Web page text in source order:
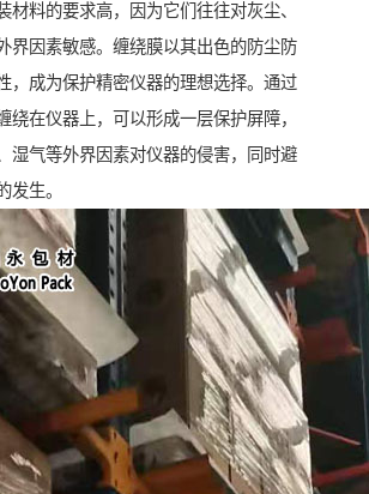
材料的要求高，因为它们往往对灰尘、
界因素敏感。缠绕膜以其出色的防尘防
，成为保护精密仪器的理想选择。通过
绕在仪器上，可以形成一层保护屏障，
湿气等外界因素对仪器的侵害，同时避
发生。